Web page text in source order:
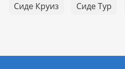
Сиде Круиз
Сиде Тур